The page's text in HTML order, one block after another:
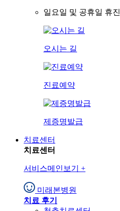
일요일 및 공휴일 휴진
오시는 길
진료예약
제증명발급
치료센터
치료센터
서비스메인보기 +
미래본병원
치료 후기